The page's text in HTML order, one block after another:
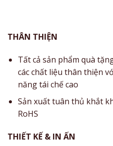
THÂN THIỆN
Tất cả sản phẩm quà
các chất liệu thân thiện
năng tái chế cao
Sản xuất tuân thủ khắt
RoHS
THIẾT KẾ & IN ẤN